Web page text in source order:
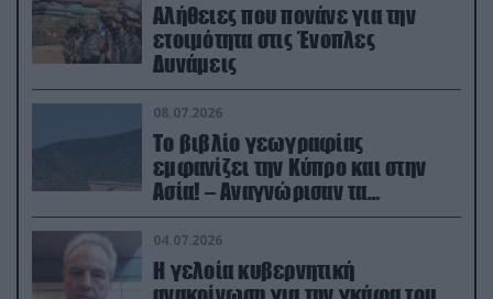
Αλήθειες που πονάνε για την
ετοιμότητα στις Ένοπλες
Δυνάμεις
08.07.2026
Το βιβλίο γεωγραφίας
εμφανίζει την Κύπρο και στην
Ασία! – Αναγνώρισαν τα
κατεχόμενα; (φωτο)
04.07.2026
Η γελοία κυβερνητική